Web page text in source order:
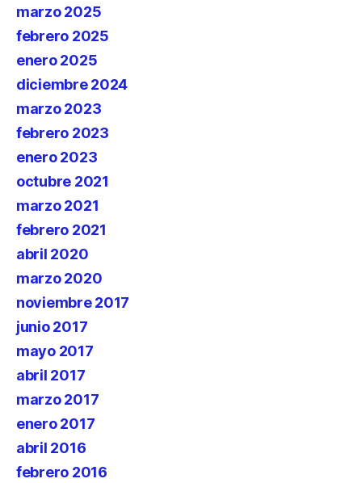
marzo 2025
febrero 2025
enero 2025
diciembre 2024
marzo 2023
febrero 2023
enero 2023
octubre 2021
marzo 2021
febrero 2021
abril 2020
marzo 2020
noviembre 2017
junio 2017
mayo 2017
abril 2017
marzo 2017
enero 2017
abril 2016
febrero 2016